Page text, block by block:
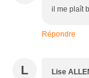
il me plaît
Répondre
L Lise